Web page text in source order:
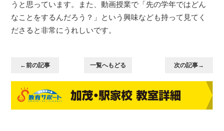
うと思っています。また、動画授業で「先の学年ではどん
なことをするんだろう？」という興味なども持って見てく
ださると非常にうれしいです。
←前の記事 一覧へもどる 次の記事→